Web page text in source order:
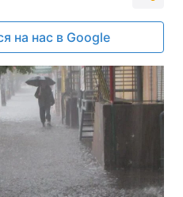
на нас в Google